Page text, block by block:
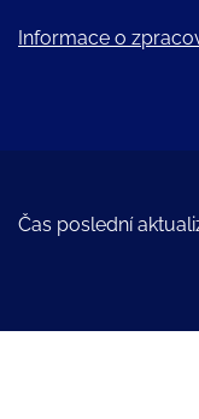
Informace o
Čas poslední